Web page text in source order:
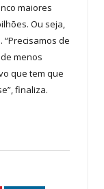
maiores
Ou seja,
de
menos
que tem que
finaliza.